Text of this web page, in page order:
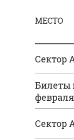
МЕСТО
Сектор
Билеты
Сектор